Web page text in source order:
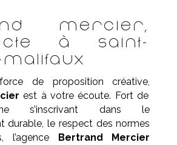
Mercier,
à Saint-
Malifaux
de proposition créative,
est à votre écoute. Fort de
s’inscrivant dans le
durable, le respect des normes
l’agence
Bertrand Mercier